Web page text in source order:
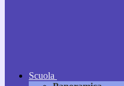
Scuola